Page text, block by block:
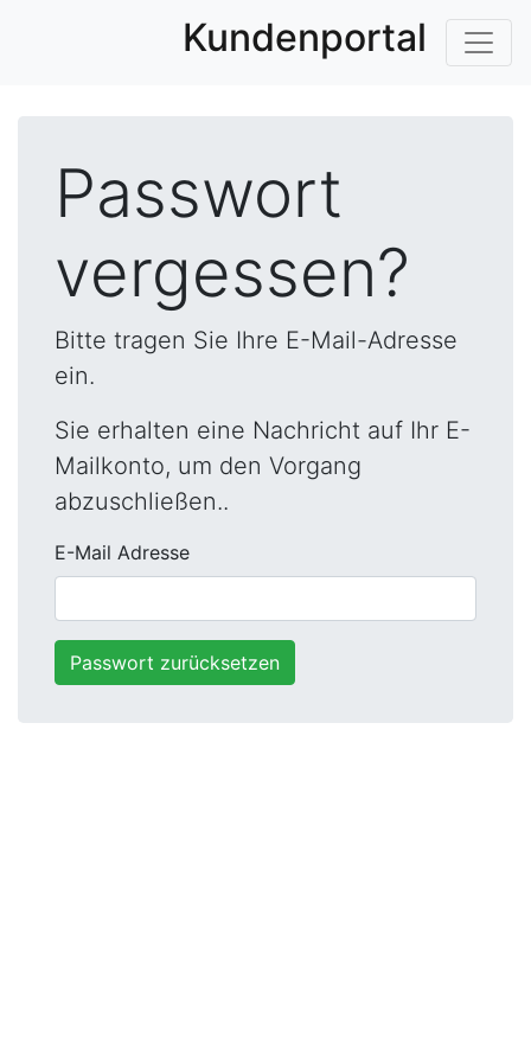
Kundenportal
Passwort
vergessen?
Bitte tragen Sie Ihre E-Mail-Adresse
ein.
Sie erhalten eine Nachricht auf Ihr E-
Mailkonto, um den Vorgang
abzuschließen..
E-Mail Adresse
Passwort zurücksetzen